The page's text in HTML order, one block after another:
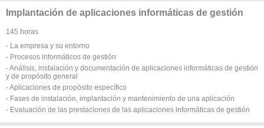
Implantación de aplicaciones informáticas de gestión
145 horas
- La empresa y su entorno
- Procesos informáticos de gestión
- Análisis, instalación y documentación de aplicaciones informáticas de gestión
y de propósito general
- Aplicaciones de propósito específico
- Fases de instalación, implantación y mantenimiento de una aplicación
- Evaluación de las prestaciones de las aplicaciones informáticas de gestión